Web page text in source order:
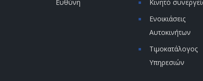
Ευθύνη
Κινητό
Ενοικιάσεις
Αυτοκινήτων
Τιμοκατάλογος
Υπηρεσιών